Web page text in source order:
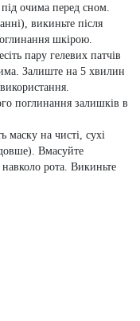
очима перед сном.
викиньте після
шкірою.
пару гелевих патчів
Залиште на 5 хвилин
поглинання залишків в
маску на чисті, сухі
Вмасуйте
рота. Викиньте